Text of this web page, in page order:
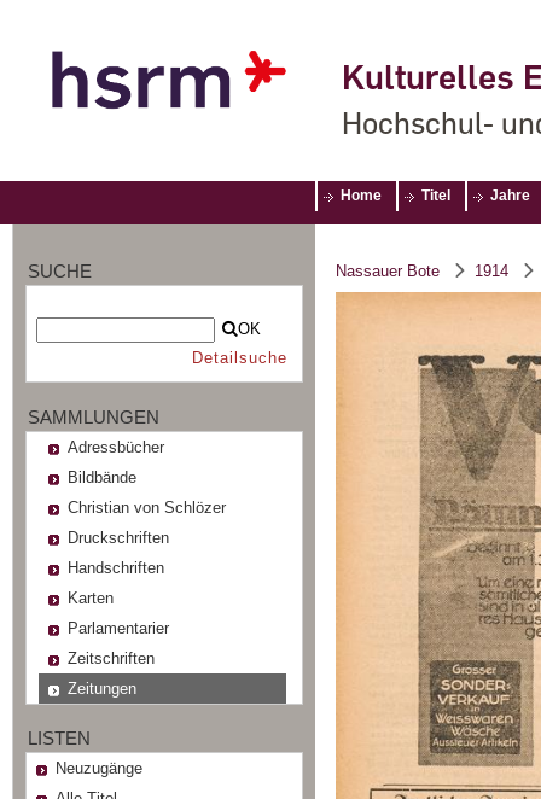
Kulturelles
Hochschul-
Home Titel Jahre
SUCHE
OK
Detailsuche
SAMMLUNGEN
Adressbücher
Bildbände
Christian von Schlözer
Druckschriften
Handschriften
Karten
Parlamentarier
Zeitschriften
Zeitungen
LISTEN
Neuzugänge
Nassauer Bote 1914